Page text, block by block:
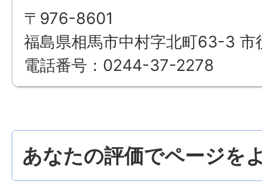
〒976-8601
福島県相馬市中村字北町63-3 市
電話番号：0244-37-2278
あなたの評価でページを